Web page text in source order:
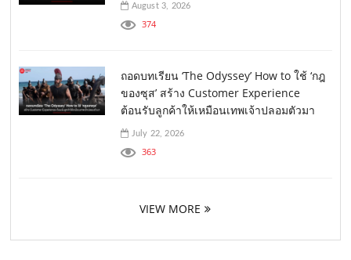
August 3, 2026
374
ถอดบทเรียน ‘The Odyssey’ How to ใช้ ‘กฎ
ของซุส’ สร้าง Customer Experience
ต้อนรับลูกค้าให้เหมือนเทพเจ้าปลอมตัวมา
July 22, 2026
363
VIEW MORE